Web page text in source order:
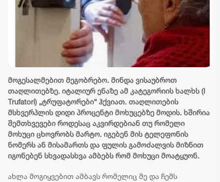
მოგესალმებით მეგობრებო. მინდა ვისაუბროთ
თაღლითებზე. იტალიურ ენაზე ამ კატეგორიის ხალხს (I
Trufatori) „ტრუფატორები“ ჰქვიათ. თაღლითების
მსხვერპლის დიდი პროცენტი მოხუცებზე მოდის. ხშირია
შემთხვევები როდესაც აკვირდებიან თუ რომელი
მოხუცი ცხოვრობს მარტო. იგებენ მის ტელეფონის
ნომერს ან მისამართს და ფულის გამოძალვის მიზნით
იგონებენ სხვადასხვა ამბებს რომ მოხუცი მოატყუონ.
ახლა მოგიყვებით ამბავს რომელიც მე და ჩემს